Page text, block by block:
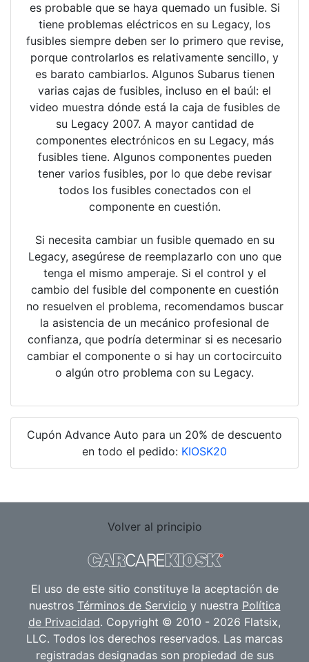
es probable que se haya quemado un fusible. Si
tiene problemas eléctricos en su Legacy, los
fusibles siempre deben ser lo primero que revise,
porque controlarlos es relativamente sencillo, y
es barato cambiarlos. Algunos Subarus tienen
varias cajas de fusibles, incluso en el baúl: el
video muestra dónde está la caja de fusibles de
su Legacy 2007. A mayor cantidad de
componentes electrónicos en su Legacy, más
fusibles tiene. Algunos componentes pueden
tener varios fusibles, por lo que debe revisar
todos los fusibles conectados con el
componente en cuestión.
Si necesita cambiar un fusible quemado en su
Legacy, asegúrese de reemplazarlo con uno que
tenga el mismo amperaje. Si el control y el
cambio del fusible del componente en cuestión
no resuelven el problema, recomendamos buscar
la asistencia de un mecánico profesional de
confianza, que podría determinar si es necesario
cambiar el componente o si hay un cortocircuito
o algún otro problema con su Legacy.
Cupón Advance Auto para un 20% de descuento
en todo el pedido: KIOSK20
Volver al principio
El uso de este sitio constituye la aceptación de
nuestros Términos de Servicio y nuestra Política
de Privacidad. Copyright © 2010 - 2026 Flatsix,
LLC. Todos los derechos reservados. Las marcas
registradas designadas son propiedad de sus